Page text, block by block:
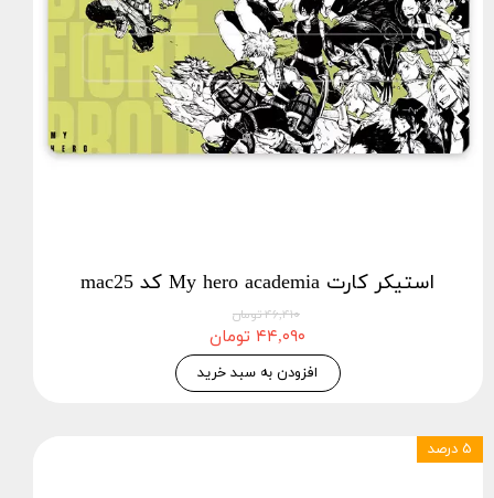
استیکر کارت My hero academia کد mac25
۴۶,۴۱۰ تومان
۴۴,۰۹۰ تومان
افزودن به سبد خرید
۵ درصد